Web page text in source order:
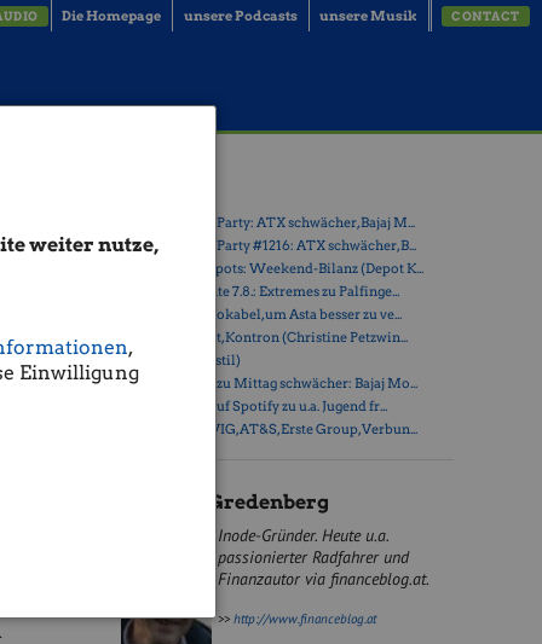
weiter nutze,
,
Einwilligung
Die Homepage unsere Podcasts unsere Musik CONTACT
der
heute
(Email)
» Wiener Börse Party: ATX schwächer, Bajaj M...
» Wiener Börse Party #1216: ATX schwächer, B...
» Österreich-Depots: Weekend-Bilanz (Depot K...
» Börsegeschichte 7.8.: Extremes zu Palfinge...
» Nachlese: 10 Vokabel, um Asta besser zu ve...
» PIR-News: Post, Kontron (Christine Petzwin...
» (Christian Drastil)
» Wiener Börse zu Mittag schwächer: Bajaj Mo...
» Börse-Inputs auf Spotify zu u.a. Jugend fr...
» ATX-Trends: VIG, AT&S, Erste Group, Verbun...
Michael Gredenberg
Inode-Gründer. Heute u.a.
passionierter Radfahrer und
Finanzautor via financeblog.at.
>>http://www.financeblog.at